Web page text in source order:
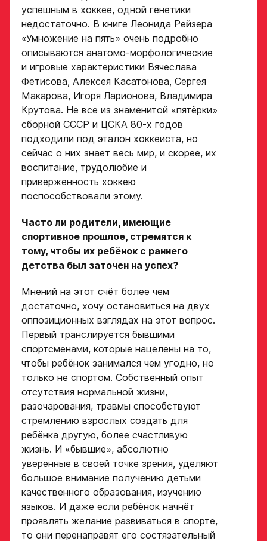
успешным в хоккее, одной генетики
недостаточно. В книге Леонида Рейзера
«Умножение на пять» очень подробно
описываются анатомо-морфологические
и игровые характеристики Вячеслава
Фетисова, Алексея Касатонова, Сергея
Макарова, Игоря Ларионова, Владимира
Крутова. Не все из знаменитой «пятёрки»
сборной СССР и ЦСКА 80-х годов
подходили под эталон хоккеиста, но
сейчас о них знает весь мир, и скорее, их
воспитание, трудолюбие и
приверженность хоккею
поспособствовали этому.
Часто ли родители, имеющие
спортивное прошлое, стремятся к
тому, чтобы их ребёнок с раннего
детства был заточен на успех?
Мнений на этот счёт более чем
достаточно, хочу остановиться на двух
оппозиционных взглядах на этот вопрос.
Первый транслируется бывшими
спортсменами, которые нацелены на то,
чтобы ребёнок занимался чем угодно, но
только не спортом. Собственный опыт
отсутствия нормальной жизни,
разочарования, травмы способствуют
стремлению взрослых создать для
ребёнка другую, более счастливую
жизнь. И «бывшие», абсолютно
уверенные в своей точке зрения, уделяют
большое внимание получению детьми
качественного образования, изучению
языков. И даже если ребёнок начнёт
проявлять желание развиваться в спорте,
то они перенаправят его состязательный